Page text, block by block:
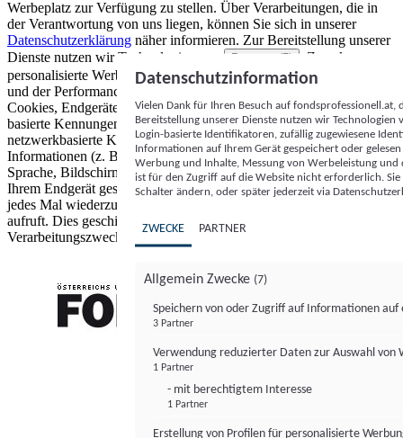
Werbeplatz zur Verfügung zu stellen. Über Verarbeitungen, die in
der Verantwortung von uns liegen, können Sie sich in unserer
Datenschutzerklärung näher informieren. Zur Bereitstellung unserer
Dienste nutzen wir Technologien von
Partnern (5)
. Zwecke:
personalisierte Werbung und Inhalte, Messung von Werbeleistung
und der Performance von Inhalten sowie Zielgruppenforschung.
Cookies, Endgeräte- oder ähnliche Online-Kennungen (z. B. login-
basierte Kennungen, zufällig generierte Kennungen,
netzwerkbasierte Kennungen) können zusammen mit anderen
Informationen (z. B. Browsertyp und Browserinformationen,
Sprache, Bildschirmgröße, unterstützte Technologien usw.) auf
Ihrem Endgerät gespeichert oder von dort ausgelesen werden, um es
jedes Mal wiederzuerkennen, wenn es eine App oder einer Webseite
aufruft. Dies geschieht für einen oder mehrere der hier aufgeführten
Verarbeitungszwecke.
Datenschutzinformation
Vielen Dank für Ihren Besuch auf
Bereitstellung unserer Dienste nutzen wir Technologien
Login-basierte Identifikatoren, zufällig zugewiesene
Informationen auf Ihrem Gerät gespeichert oder
Werbung und Inhalte, Messung von Werbeleistung
ist für den Zugriff auf die Website nicht erforderlich.
Schalter ändern, oder später jederzeit via
ZWECKE PARTNER
Allgemein Zwecke (7)
Speichern von oder Zugriff auf Informationen auf
3 Partner
Verwendung reduzierter Daten zur Auswahl von
1 Partner
- mit berechtigtem Interesse
1 Partner
Erstellung von Profilen für personalisierte
FONDS professionell